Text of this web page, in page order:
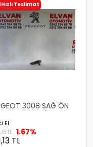
Hızlı Teslimat
3008 SAĞ ÖN
BRAKETİ
El
TL 1.67%
TL